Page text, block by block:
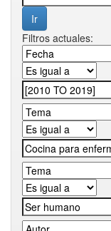
Filtros actuales: